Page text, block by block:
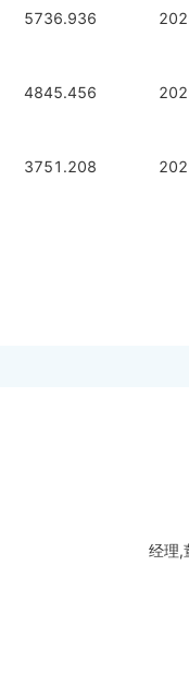
5736.936
4845.456
3751.208
经理,